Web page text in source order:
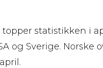
topper statistikken i
og Sverige.